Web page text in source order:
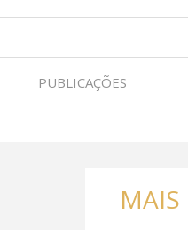
PUBLICAÇÕES
MAIS